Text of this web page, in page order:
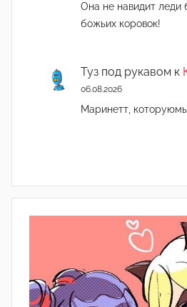
Она не навидит леди
божьих коровок!
Туз под рукавом к
06.08.2026
Маринетт,